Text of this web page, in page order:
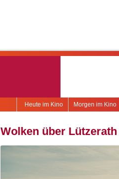
Morgen im Kino
Heute im Kino
Wolken über Lützerath